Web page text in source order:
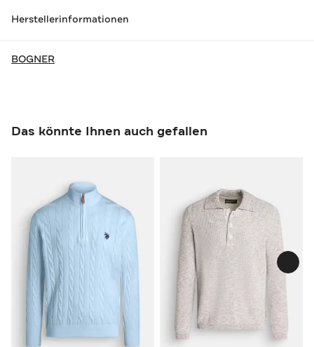
Herstellerinformationen
BOGNER
Das könnte Ihnen auch gefallen